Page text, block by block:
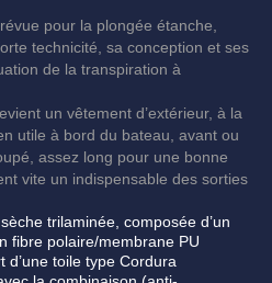
pour la plongée étanche,
technicité, sa conception et ses
de la transpiration à
un vêtement d’extérieur, à la
utile à bord du bateau, avant ou
assez long pour une bonne
vite un indispensable des sorties
trilaminée, composée d’un
fibre polaire/membrane PU
d’une toile type Cordura